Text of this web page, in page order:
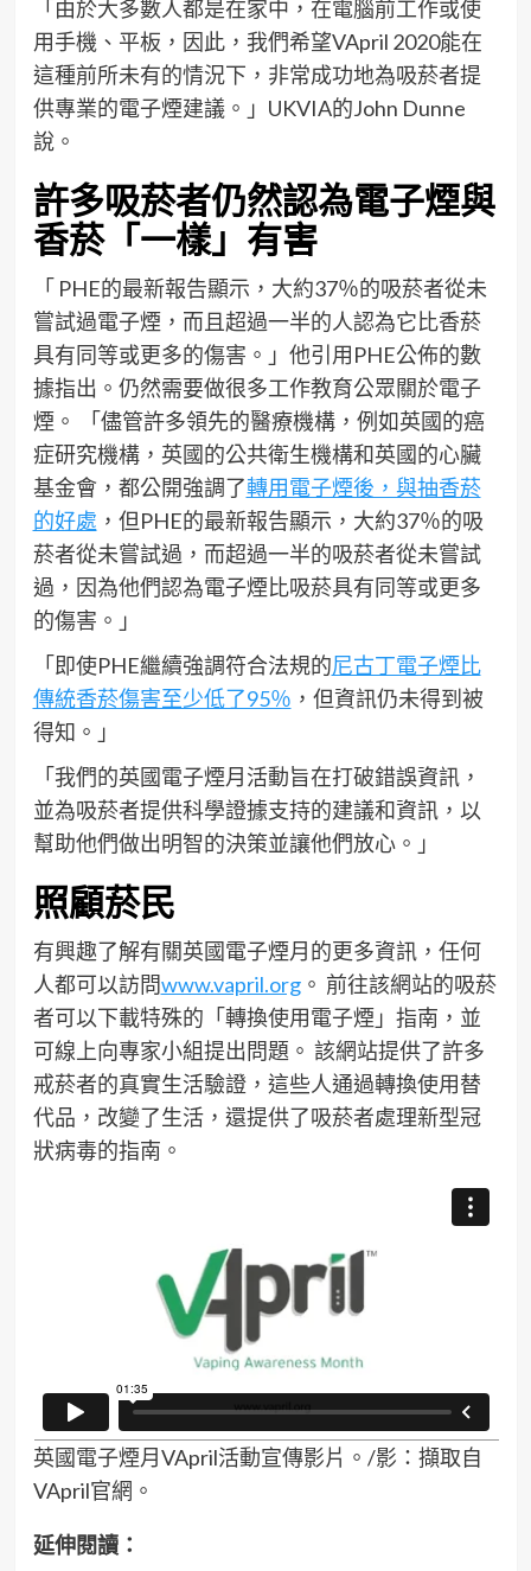
「由於大多數人都是在家中，在電腦前工作或使
用手機、平板，因此，我們希望VApril 2020能在
這種前所未有的情況下，非常成功地為吸菸者提
供專業的電子煙建議。」UKVIA的John Dunne
說。
許多吸菸者仍然認為電子煙與
香菸「一樣」有害
「 PHE的最新報告顯示，大約37％的吸菸者從未
嘗試過電子煙，而且超過一半的人認為它比香菸
具有同等或更多的傷害。」他引用PHE公佈的數
據指出。仍然需要做很多工作教育公眾關於電子
煙。 「儘管許多領先的醫療機構，例如英國的癌
症研究機構，英國的公共衛生機構和英國的心臟
基金會，都公開強調了轉用電子煙後，與抽香菸
的好處 ，但PHE的最新報告顯示，大約37％的吸
菸者從未嘗試過，而超過一半的吸菸者從未嘗試
過，因為他們認為電子煙比吸菸具有同等或更多
的傷害。」
「即使PHE繼續強調符合法規的尼古丁電子煙比
傳統香菸傷害至少低了95％ ，但資訊仍未得到被
得知。」
「我們的英國電子煙月活動旨在打破錯誤資訊，
並為吸菸者提供科學證據支持的建議和資訊，以
幫助他們做出明智的決策並讓他們放心。」
照顧菸民
有興趣了解有關英國電子煙月的更多資訊，任何
人都可以訪問www.vapril.org。 前往該網站的吸菸
者可以下載特殊的「轉換使用電子煙」指南，並
可線上向專家小組提出問題。 該網站提供了許多
戒菸者的真實生活驗證，這些人通過轉換使用替
代品，改變了生活，還提供了吸菸者處理新型冠
狀病毒的指南。
英國電子煙月VApril活動宣傳影片。/影：擷取自
VApril官網。
延伸閱讀：